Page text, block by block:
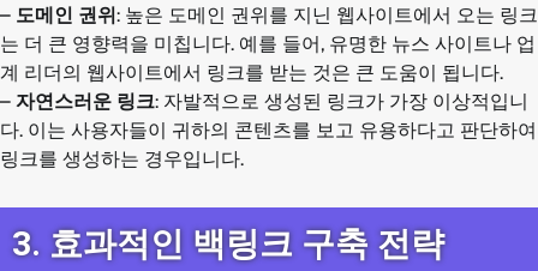
– 도메인 권위: 높은 도메인 권위를 지닌 웹사이트에서 오는 링크
는 더 큰 영향력을 미칩니다. 예를 들어, 유명한 뉴스 사이트나 업
계 리더의 웹사이트에서 링크를 받는 것은 큰 도움이 됩니다.
– 자연스러운 링크: 자발적으로 생성된 링크가 가장 이상적입니
다. 이는 사용자들이 귀하의 콘텐츠를 보고 유용하다고 판단하여
링크를 생성하는 경우입니다.
3. 효과적인 백링크 구축 전략